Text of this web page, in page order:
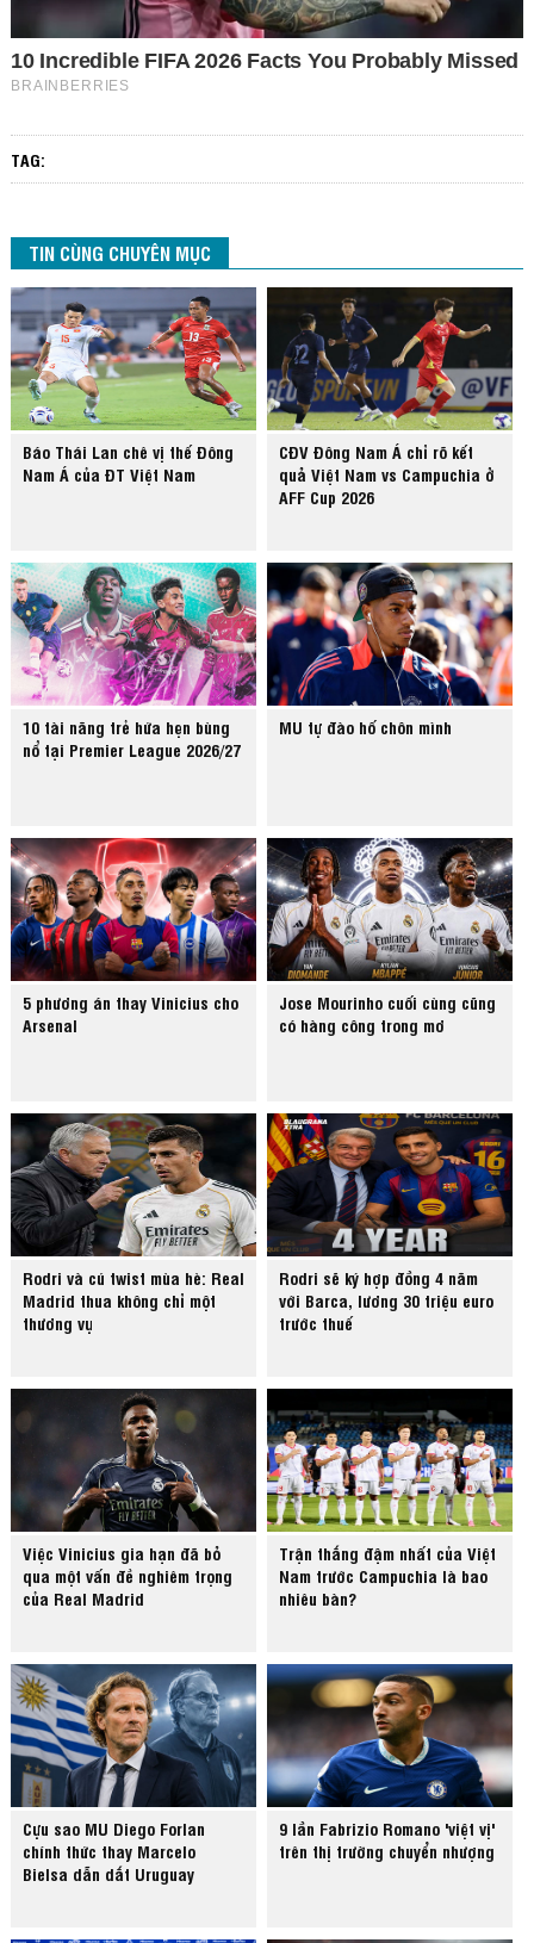
TAG:
TIN CÙNG CHUYÊN MỤC
Báo Thái Lan chê vị thế Đông
Nam Á của ĐT Việt Nam
CĐV Đông Nam Á chỉ rõ kết
quả Việt Nam vs Campuchia ở
AFF Cup 2026
10 tài năng trẻ hứa hẹn bùng
nổ tại Premier League 2026/27
MU tự đào hố chôn mình
5 phương án thay Vinicius cho
Arsenal
Jose Mourinho cuối cùng cũng
có hàng công trong mơ
Rodri và cú twist mùa hè: Real
Madrid thua không chỉ một
thương vụ
Rodri sẽ ký hợp đồng 4 năm
với Barca, lương 30 triệu euro
trước thuế
Việc Vinicius gia hạn đã bỏ
qua một vấn đề nghiêm trọng
của Real Madrid
Trận thắng đậm nhất của Việt
Nam trước Campuchia là bao
nhiêu bàn?
Cựu sao MU Diego Forlan
chính thức thay Marcelo
Bielsa dẫn dắt Uruguay
9 lần Fabrizio Romano 'việt vị'
trên thị trường chuyển nhượng